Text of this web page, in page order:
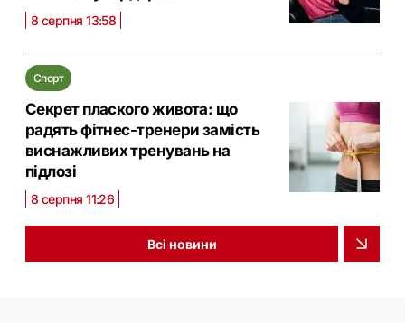
8 серпня 13:58
Спорт
Секрет плаского живота: що
радять фітнес-тренери замість
виснажливих тренувань на
підлозі
8 серпня 11:26
Всі новини